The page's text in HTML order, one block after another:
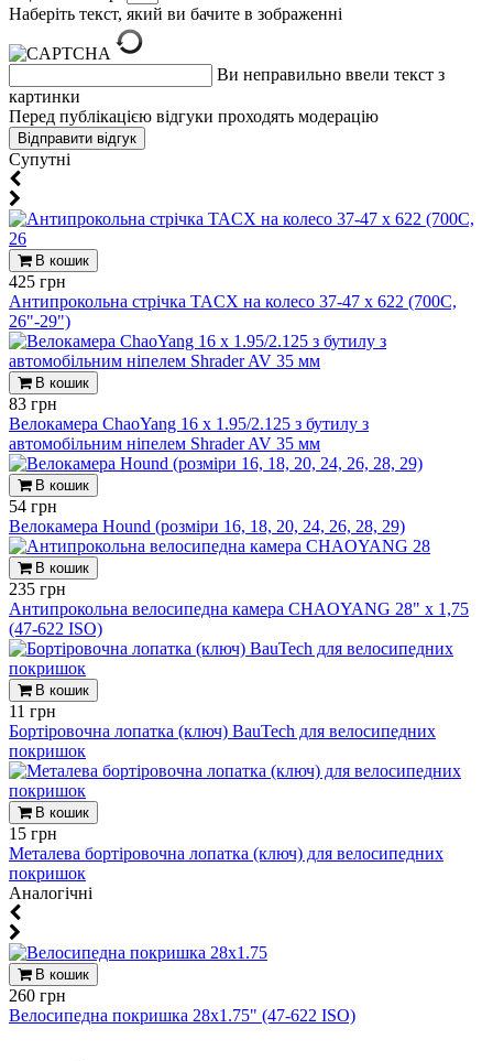
Наберіть текст, який ви бачите в зображенні
Ви неправильно ввели текст з
картинки
Перед публікацією відгуки проходять модерацію
Супутні
В кошик
425 грн
Антипрокольна стрічка TACX на колесо 37-47 х 622 (700С,
26"-29")
В кошик
83 грн
Велокамера ChaoYang 16 x 1.95/2.125 з бутилу з
автомобільним ніпелем Shrader AV 35 мм
В кошик
54 грн
Велокамера Hound (розміри 16, 18, 20, 24, 26, 28, 29)
В кошик
235 грн
Антипрокольна велосипедна камера CHAOYANG 28" x 1,75
(47-622 ISO)
В кошик
11 грн
Бортіровочна лопатка (ключ) BauTech для велосипедних
покришок
В кошик
15 грн
Металева бортіровочна лопатка (ключ) для велосипедних
покришок
Aналогічні
В кошик
260 грн
Велосипедна покришка 28х1.75" (47-622 ISO)